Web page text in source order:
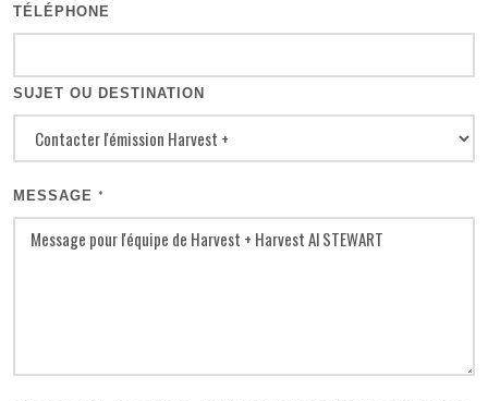
TÉLÉPHONE
SUJET OU DESTINATION
MESSAGE *